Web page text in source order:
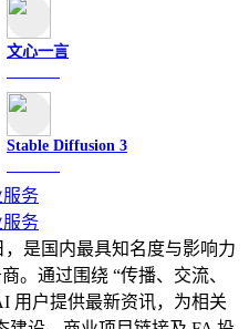
文心一言
Stable Diffusion 3
，是国内最具知名度与影响力
。通过围绕 “传播、交流、
用户提供最新资讯，为相关